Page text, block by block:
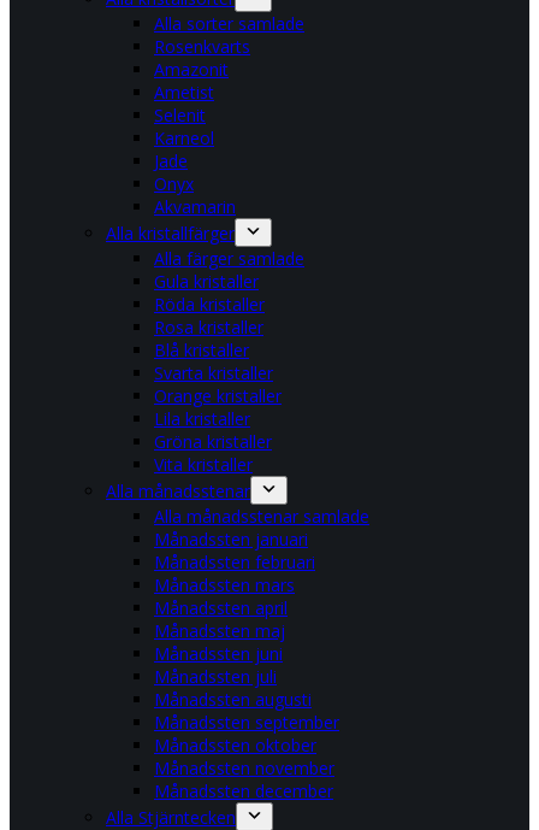
Alla sorter samlade
Rosenkvarts
Amazonit
Ametist
Selenit
Karneol
Jade
Onyx
Akvamarin
Alla kristallfärger
Alla färger samlade
Gula kristaller
Röda kristaller
Rosa kristaller
Blå kristaller
Svarta kristaller
Orange kristaller
Lila kristaller
Gröna kristaller
Vita kristaller
Alla månadsstenar
Alla månadsstenar samlade
Månadssten januari
Månadssten februari
Månadssten mars
Månadssten april
Månadssten maj
Månadssten juni
Månadssten juli
Månadssten augusti
Månadssten september
Månadssten oktober
Månadssten november
Månadssten december
Alla Stjärntecken